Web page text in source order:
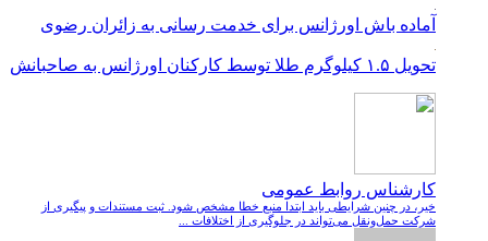
آماده باش اورژانس برای خدمت رسانی به زائران رضوی
تحویل ۱.۵ کیلوگرم طلا توسط کارکنان اورژانس به صاحبانش
کارشناس روابط عمومی
خیر، در چنین شرایطی باید ابتدا منبع خطا مشخص شود. ثبت مستندات و پیگیری از
شرکت حمل‌ونقل می‌تواند در جلوگیری از اختلافات ...